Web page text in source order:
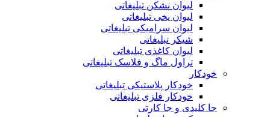
لیوان نشکن تبلیغاتی
لیوان یخی تبلیغاتی
لیوان سرامیکی تبلیغاتی
شیکر تبلیغاتی
لیوان کاغذی تبلیغاتی
تراول ماگ و فلاسک تبلیغاتی
خودکار
خودکار پلاستیکی تبلیغاتی
خودکار فلزی تبلیغاتی
جا کلیدی و جا کارتی